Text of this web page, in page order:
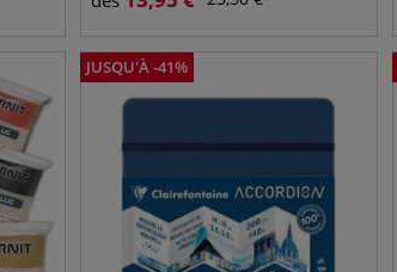
JUSQU'À-41%